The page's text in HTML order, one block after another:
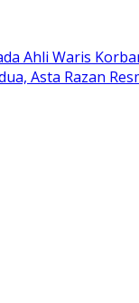
Ahli Waris
Asta Razan